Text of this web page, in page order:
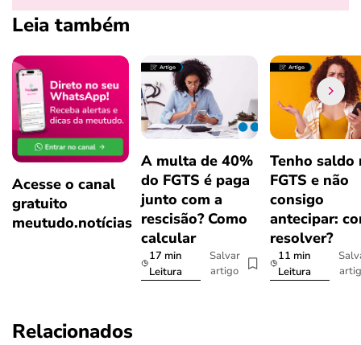
Leia também
Acesse o canal
gratuito
meutudo.notícias
A multa de 40%
do FGTS é paga
junto com a
rescisão? Como
calcular
17 min
Leitura
Salvar
artigo
Tenho saldo
FGTS e não
consigo
antecipar:
resolver?
11 min
Leitura
Relacionados